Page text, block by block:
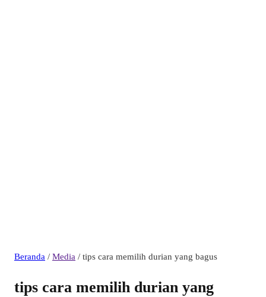
Beranda / Media / tips cara memilih durian yang bagus
tips cara memilih durian yang